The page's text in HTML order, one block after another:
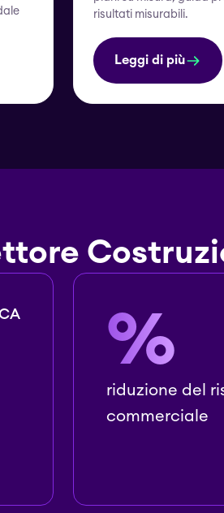
risultati misurabili.
Leggi di più
%
riduzione del
commerciale